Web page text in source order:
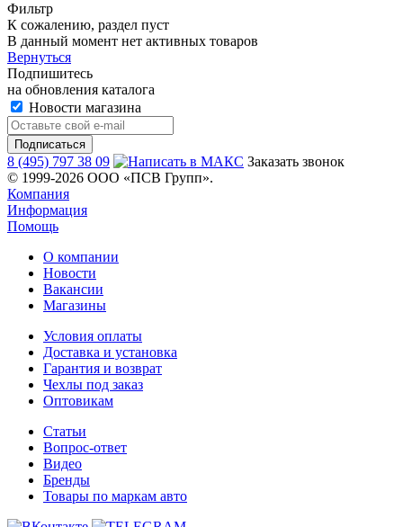
Фильтр
К сожалению, раздел пуст
В данный момент нет активных товаров
Вернуться
Подпишитесь
на обновления каталога
Новости магазина
8 (495) 797 38 09
Заказать звонок
© 1999-2026 ООО «ПСВ Групп».
Компания
Информация
Помощь
О компании
Новости
Вакансии
Магазины
Условия оплаты
Доставка и установка
Гарантия и возврат
Чехлы под заказ
Оптовикам
Статьи
Вопрос-ответ
Видео
Бренды
Товары по маркам авто